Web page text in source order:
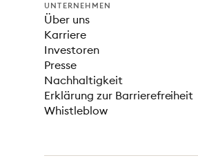
UNTERNEHMEN
Über uns
Karriere
Investoren
Presse
Nachhaltigkeit
Erklärung zur Barrierefreiheit
Whistleblow